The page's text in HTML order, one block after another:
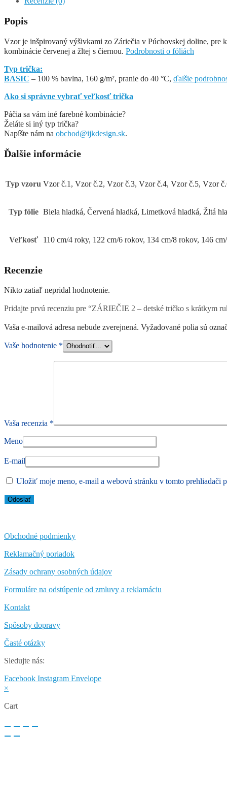
Popis
Vzor je inšpirovaný výšivkami zo Záriečia v Púchovskej doline, pre
kombinácie červenej a žltej s čiernou. Podrobnosti o fóliách
Typ trička:
BASIC – 100 % bavlna, 160 g/m², pranie do 40 °C, ďalšie
Ako si správne vybrať veľkosť trička
Páčia sa vám iné farebné kombinácie?
Želáte si iný typ trička?
Napíšte nám na obchod@ijkdesign.sk.
Ďalšie informácie
Typ vzoru Vzor č.1, Vzor č.2, Vzor č.3, Vzor č.4, Vzor č.5, Vzor
Typ fólie Biela hladká, Červená hladká, Limetková hladká, Žltá
Veľkosť 110 cm/4 roky, 122 cm/6 rokov, 134 cm/8 rokov, 146
Recenzie
Nikto zatiaľ nepridal hodnotenie.
Pridajte prvú recenziu pre “ZÁRIEČIE 2 – detské tričko s krátkym
Vaša e-mailová adresa nebude zverejnená. Vyžadované polia sú
Vaše hodnotenie *
Vaša recenzia *
Meno
E-mail
Uložiť moje meno, e-mail a webovú stránku v tomto prehliadači
Obchodné podmienky
Reklamačný poriadok
Zásady ochrany osobných údajov
Formuláre na odstúpenie od zmluvy a reklamáciu
Kontakt
Spôsoby dopravy
Časté otázky
Sledujte nás:
Facebook Instagram Envelope
×
Cart